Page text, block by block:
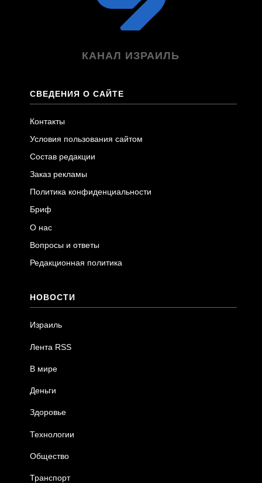
КАНАЛ ИЗРАИЛЬ
СВЕДЕНИЯ О САЙТЕ
Контакты
Условия пользования сайтом
Состав редакции
Заказ рекламы
Политика конфиденциальности
Бриф
О нас
Вопросы и ответы
Редакционная политика
НОВОСТИ
Израиль
Лента RSS
В мире
Деньги
Здоровье
Технологии
Общество
Транспорт